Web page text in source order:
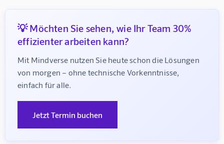
💡 Möchten Sie sehen, wie Ihr Team 30%
effizienter arbeiten kann?
Mit Mindverse nutzen Sie heute schon die Lösungen
von morgen – ohne technische Vorkenntnisse,
einfach für alle.
Jetzt Termin buchen